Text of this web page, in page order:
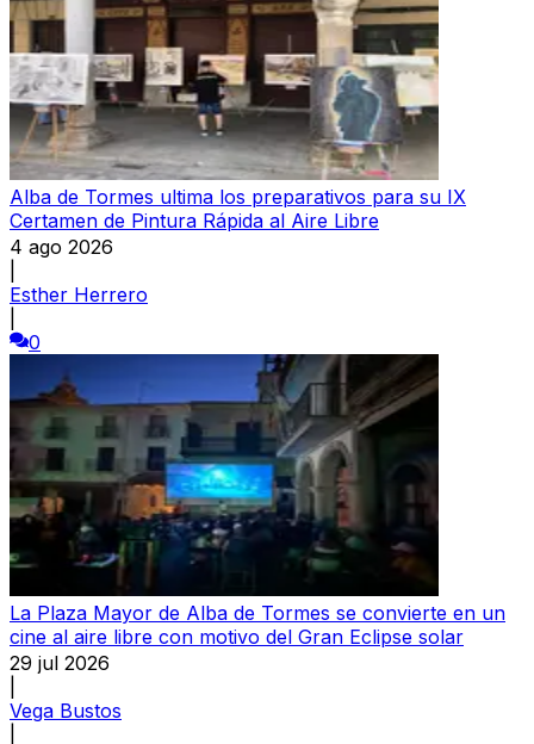
Alba de Tormes ultima los preparativos para su IX
Certamen de Pintura Rápida al Aire Libre
4 ago 2026
Esther Herrero
0
La Plaza Mayor de Alba de Tormes se convierte en un
cine al aire libre con motivo del Gran Eclipse solar
29 jul 2026
Vega Bustos